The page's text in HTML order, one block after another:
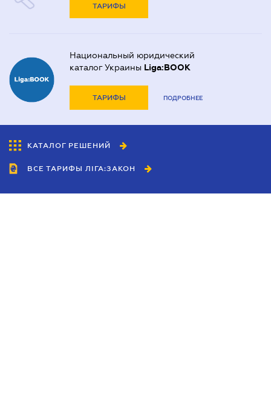
ТАРИФЫ
Национальный юридический
каталог Украины Liga:BOOK
ТАРИФЫ ПОДРОБНЕЕ
КАТАЛОГ РЕШЕНИЙ
ВСЕ ТАРИФЫ ЛІГА:ЗАКОН